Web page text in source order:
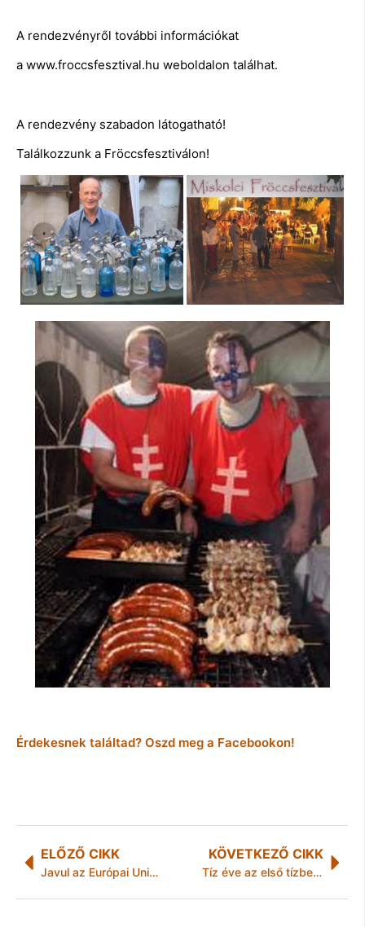
A rendezvényről további információkat
a www.froccsfesztival.hu weboldalon találhat.
A rendezvény szabadon látogatható!
Találkozzunk a Fröccsfesztiválon!
Érdekesnek találtad? Oszd meg a Facebookon!
ELŐZŐ CIKK
Javul az Európai Unió fürdővizeinek minősége
KÖVETKEZŐ CIKK
Tíz éve az első tízben, Lékó+ sorozat